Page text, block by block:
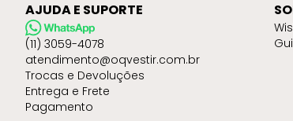
AJUDA E SUPORTE
(11) 3059-4078
atendimento@oqvestir.com.br
Trocas e Devoluções
Entrega e Frete
Pagamento